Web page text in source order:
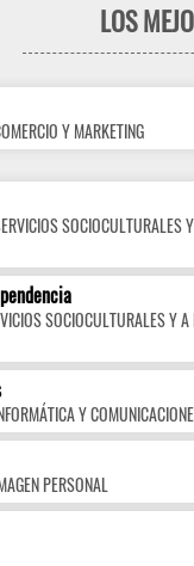
LOS
Y MARKETING
SOCIOCULTURALES
SOCIOCULTURALES Y A
Y
PERSONAL